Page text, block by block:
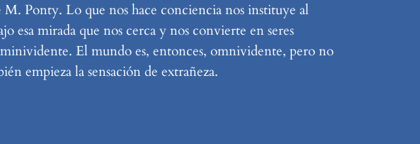
M. Ponty. Lo que nos hace conciencia nos instituye al
esa mirada que nos cerca y nos convierte en seres
El mundo es, entonces, omnividente, pero no
empieza la sensación de extrañeza.